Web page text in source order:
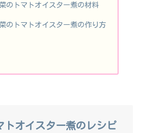
のトマトオイスター煮の材料
のトマトオイスター煮の作り方
トオイスター煮のレシピ